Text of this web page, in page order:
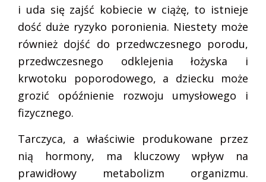
i uda się zajść kobiecie w ciążę, to istnieje
dość duże ryzyko poronienia. Niestety może
również dojść do przedwczesnego porodu,
przedwczesnego odklejenia łożyska i
krwotoku poporodowego, a dziecku może
grozić opóźnienie rozwoju umysłowego i
fizycznego.
Tarczyca, a właściwie produkowane przez
nią hormony, ma kluczowy wpływ na
prawidłowy metabolizm organizmu.